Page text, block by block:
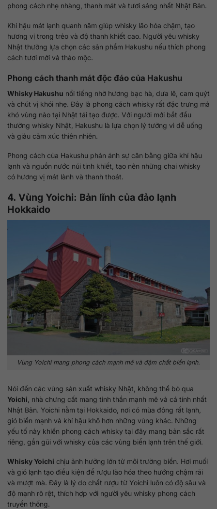
phong cách nhẹ nhàng, thanh mát và tươi sáng nhất Nhật Bản.
Khí hậu mát lạnh quanh năm giúp whisky lão hóa chậm, tạo
hương vị trong trẻo và độ thanh khiết cao. Người yêu whisky
Nhật thường lựa chọn các sản phẩm Hakushu nếu thích phong
cách tươi mới và thảo mộc.
Phong cách thanh mát độc đáo của Hakushu
Whisky Hakushu nổi tiếng nhờ hương bạc hà, dưa lê, cam quýt
và chút vị khói nhẹ. Đây là phong cách whisky rất đặc trưng mà
khó vùng nào tại Nhật tái tạo được. Với người mới bắt đầu
thưởng whisky Nhật, Hakushu là lựa chọn lý tưởng vì dễ uống
và giàu cảm xúc thiên nhiên.
Phong cách của Hakushu phản ánh sự cân bằng giữa khí hậu
lạnh và nguồn nước núi tinh khiết, tạo nên những chai whisky
có hương vị mát lành và thanh thoát.
4. Vùng Yoichi: Bản lĩnh của đảo lạnh
Hokkaido
Vùng Yoichi mang phong cách mạnh mẽ và đậm chất biển lạnh.
Nói đến các vùng sản xuất whisky Nhật, không thể bỏ qua
Yoichi , nhà chưng cất mang tinh thần mạnh mẽ và cá tính nhất
Nhật Bản. Yoichi nằm tại Hokkaido, nơi có mùa đông rất lạnh,
gió biển mạnh và khí hậu khô hơn những vùng khác. Những
yếu tố này khiến phong cách whisky tại đây mang bản sắc rất
riêng, gần gũi với whisky của các vùng biển lạnh trên thế giới.
Whisky Yoichi chịu ảnh hưởng lớn từ môi trường biển. Hơi muối
và gió lạnh tạo điều kiện để rượu lão hóa theo hướng chậm rãi
và mượt mà. Đây là lý do chất rượu từ Yoichi luôn có độ sâu và
độ mạnh rõ rệt, thích hợp với người yêu whisky phong cách
truyền thống.